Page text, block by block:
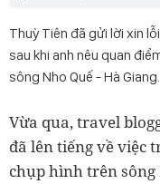
Thuỳ Tiên đã gửi lời xin
sau khi anh nêu quan
sông Nho Quế - Hà Giang.
Vừa qua, travel
đã lên tiếng về việc
chụp hình trên